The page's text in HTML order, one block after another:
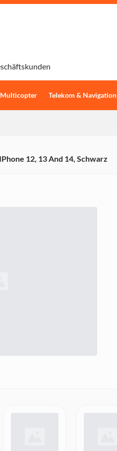
Telekom & Navigation
12, 13 And 14, Schwarz